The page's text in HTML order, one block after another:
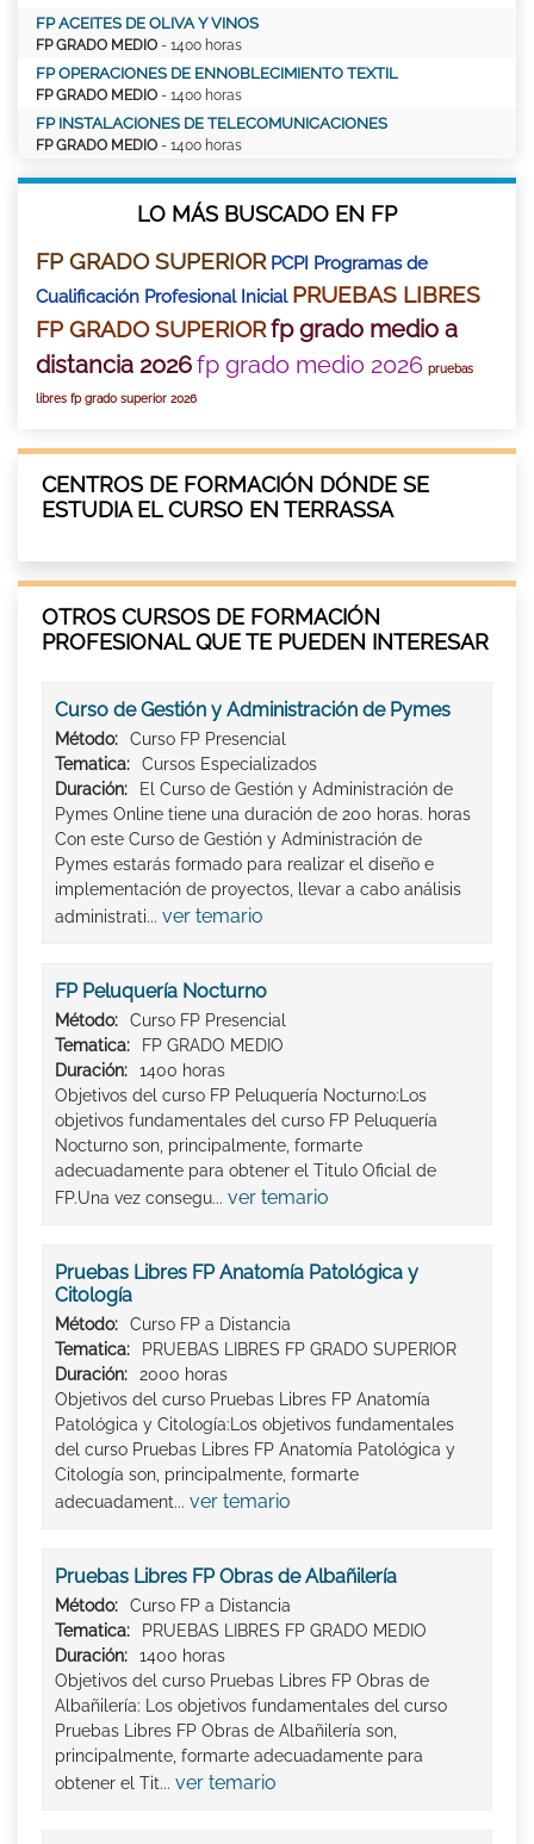
FP ACEITES DE OLIVA Y VINOS
FP GRADO MEDIO - 1400 horas
FP OPERACIONES DE ENNOBLECIMIENTO TEXTIL
FP GRADO MEDIO - 1400 horas
FP INSTALACIONES DE TELECOMUNICACIONES
FP GRADO MEDIO - 1400 horas
LO MÁS BUSCADO EN FP
FP GRADO SUPERIOR PCPI Programas de
Cualificación Profesional Inicial PRUEBAS LIBRES
FP GRADO SUPERIORfp grado medio a
distancia 2026fp grado medio 2026 pruebas
libres fp grado superior 2026
CENTROS DE FORMACIÓN DÓNDE SE
ESTUDIA EL CURSO EN TERRASSA
OTROS CURSOS DE FORMACIÓN
PROFESIONAL QUE TE PUEDEN INTERESAR
Curso de Gestión y Administración de Pymes
Método:
Curso FP Presencial
Tematica:
Cursos Especializados
Duración:
El Curso de Gestión y Administración de
Pymes Online tiene una duración de 200 horas. horas
Con este Curso de Gestión y Administración de
Pymes estarás formado para realizar el diseño e
implementación de proyectos, llevar a cabo análisis
administrati... ver temario
FP Peluquería Nocturno
Método:
Curso FP Presencial
Tematica:
FP GRADO MEDIO
Duración:
1400 horas
Objetivos del curso FP Peluquería Nocturno:Los
objetivos fundamentales del curso FP Peluquería
Nocturno son, principalmente, formarte
adecuadamente para obtener el Titulo Oficial de
FP.Una vez consegu... ver temario
Pruebas Libres FP Anatomía Patológica y
Citología
Método:
Curso FP a Distancia
Tematica:
PRUEBAS LIBRES FP GRADO SUPERIOR
Duración:
2000 horas
Objetivos del curso Pruebas Libres FP Anatomía
Patológica y Citología:Los objetivos fundamentales
del curso Pruebas Libres FP Anatomía Patológica y
Citología son, principalmente, formarte
adecuadament... ver temario
Pruebas Libres FP Obras de Albañilería
Método:
Curso FP a Distancia
Tematica:
PRUEBAS LIBRES FP GRADO MEDIO
Duración:
1400 horas
Objetivos del curso Pruebas Libres FP Obras de
Albañilería: Los objetivos fundamentales del curso
Pruebas Libres FP Obras de Albañilería son,
principalmente, formarte adecuadamente para
obtener el Tit... ver temario